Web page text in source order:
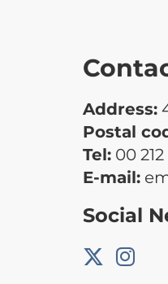
Address:
Postal
Tel: 00
E-mail:
Social